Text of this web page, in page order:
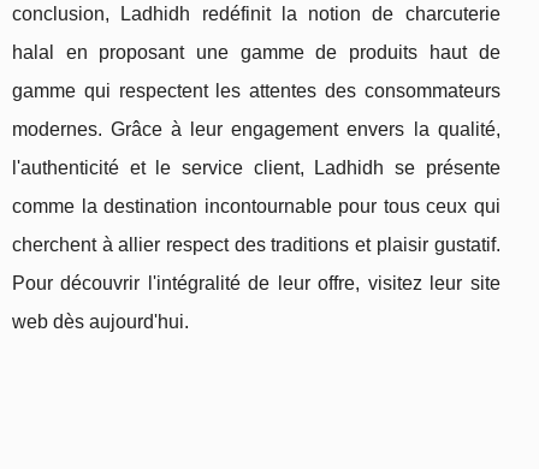
conclusion, Ladhidh redéfinit la notion de charcuterie
halal en proposant une gamme de produits haut de
gamme qui respectent les attentes des consommateurs
modernes. Grâce à leur engagement envers la qualité,
l'authenticité et le service client, Ladhidh se présente
comme la destination incontournable pour tous ceux qui
cherchent à allier respect des traditions et plaisir gustatif.
Pour découvrir l'intégralité de leur offre, visitez leur site
web dès aujourd'hui.